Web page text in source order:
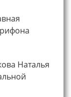
Наталья